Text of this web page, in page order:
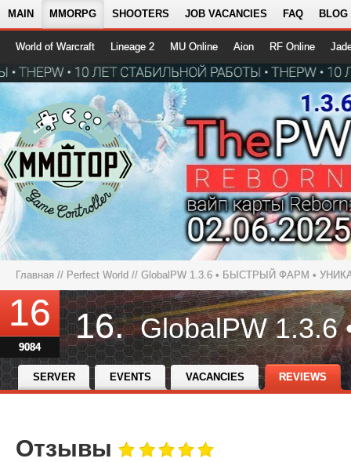
MAIN MMORPG SHOOTERS JOB VACANCIES FAQ BLOG
World of Warcraft Lineage 2 MU Online Aion RF Online
Главная // Perfect World // GlobalPW 1.3.6 • БЫСТРЫЙ ФАРМ •
16
9084
16.
SERVER EVENTS VACANCIES REVIEWS
Отзывы